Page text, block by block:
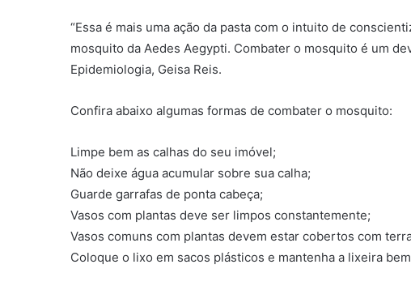
“Essa é mais uma ação da pasta com o intuito de
mosquito da Aedes Aegypti. Combater o mosquito é um
Epidemiologia, Geisa Reis.
Confira abaixo algumas formas de combater o mosquito:
Limpe bem as calhas do seu imóvel;
Não deixe água acumular sobre sua calha;
Guarde garrafas de ponta cabeça;
Vasos com plantas deve ser limpos constantemente;
Vasos comuns com plantas devem estar cobertos com
Coloque o lixo em sacos plásticos e mantenha a lixeira